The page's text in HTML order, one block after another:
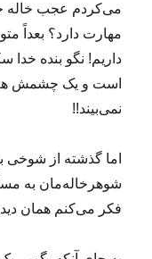
می‌کردم عجب خاله
مهارت دارد؟ بعداً
داریم! نگو بنده
است و یک چشمش
نمی‌بیند!!
اما گذشته از شوخی
شوهرخاله‌مان به
فکر می‌کنم همان